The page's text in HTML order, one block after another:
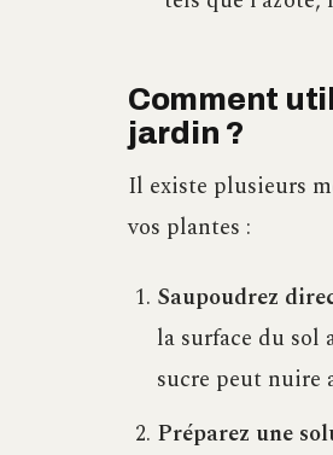
Comment
jardin ?
Il existe plusieurs
vos plantes :
Saupoudrez
la surface du sol
sucre peut nuire
Préparez une